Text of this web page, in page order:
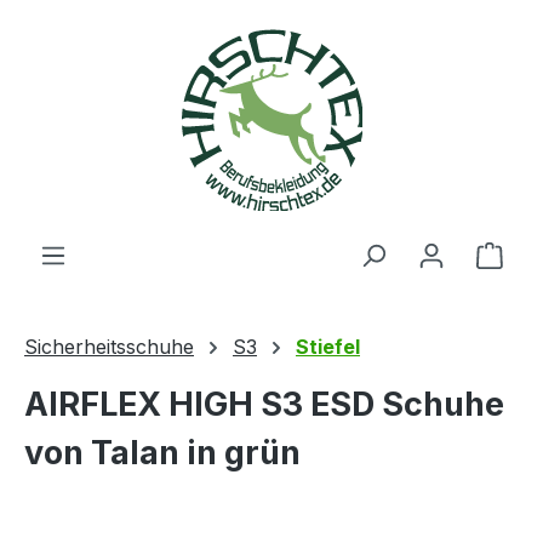
Sicherheitsschuhe S3 Stiefel
AIRFLEX HIGH S3 ESD Schuhe
von Talan in grün